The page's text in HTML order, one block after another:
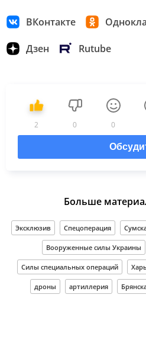
ВКонтакте
Дзен Rutube
2 0 0
Больше
Эксклюзив Спецоперация
Вооруженные силы Украины
Силы специальных операций
дроны артиллерия